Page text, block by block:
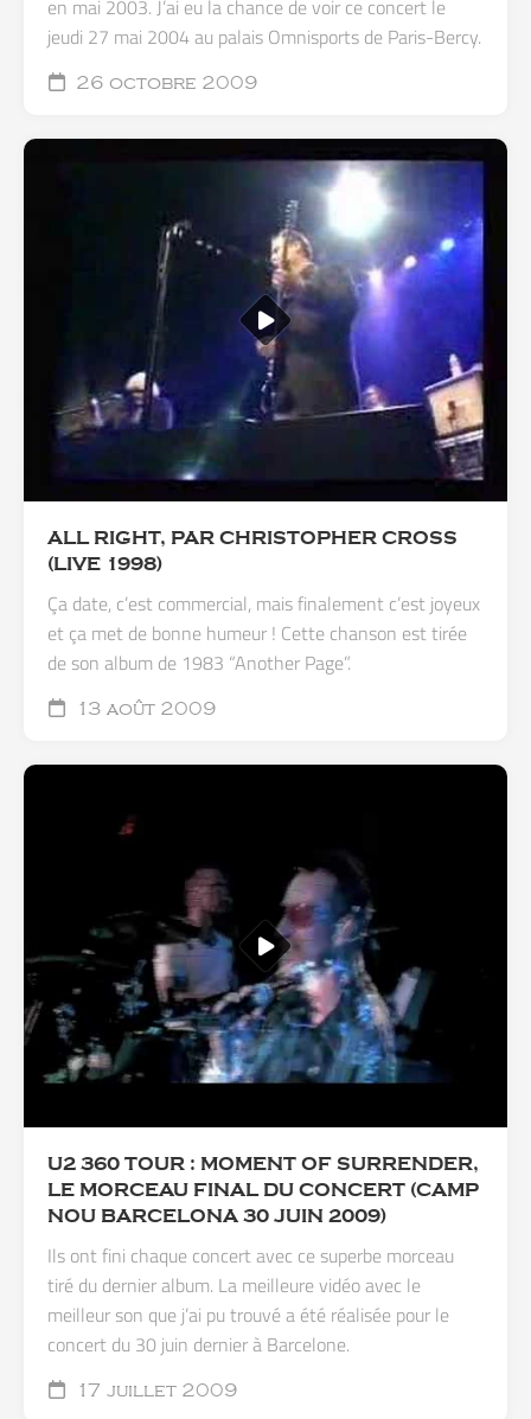
en mai 2003. J’ai eu la chance de voir ce concert le
jeudi 27 mai 2004 au palais Omnisports de Paris-Bercy.
26 octobre 2009
ALL RIGHT, PAR CHRISTOPHER CROSS
(LIVE 1998)
Ça date, c’est commercial, mais finalement c’est joyeux
et ça met de bonne humeur ! Cette chanson est tirée
de son album de 1983 “Another Page”.
13 août 2009
U2 360 TOUR : MOMENT OF SURRENDER,
LE MORCEAU FINAL DU CONCERT (CAMP
NOU BARCELONA 30 JUIN 2009)
Ils ont fini chaque concert avec ce superbe morceau
tiré du dernier album. La meilleure vidéo avec le
meilleur son que j’ai pu trouvé a été réalisée pour le
concert du 30 juin dernier à Barcelone.
17 juillet 2009